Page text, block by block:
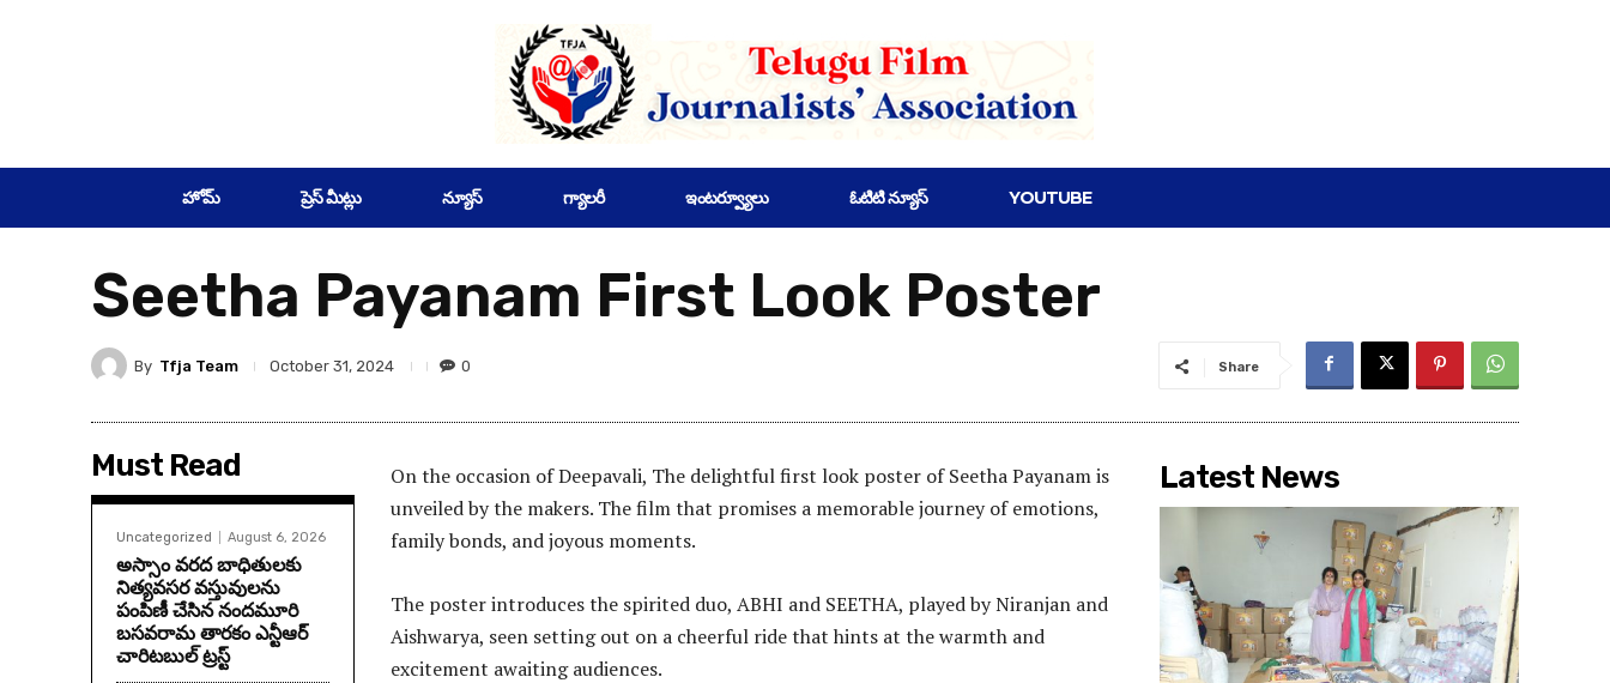
హోమ్ ప్రెస్ మీట్లు న్యూస్ గ్యాలరీ ఇంటర్వ్యూలు ఓటిటి న్యూస్ YOUTUBE
Seetha Payanam First Look Poster
By Tfja Team October 31, 2024 0 Share
Must Read
Uncategorized August 6, 2026
అస్సాం వరద బాధితులకు
నిత్యవసర వస్తువులను
పంపిణీ చేసిన నందమూరి
బసవరామ తారకం ఎన్టీఆర్
చారిటబుల్ ట్రస్ట్
On the occasion of Deepavali, The delightful first look poster of Seetha Payanam is
unveiled by the makers. The film that promises a memorable journey of emotions,
family bonds, and joyous moments.
The poster introduces the spirited duo, ABHI and SEETHA, played by Niranjan and
Aishwarya, seen setting out on a cheerful ride that hints at the warmth and
excitement awaiting audiences.
Latest News